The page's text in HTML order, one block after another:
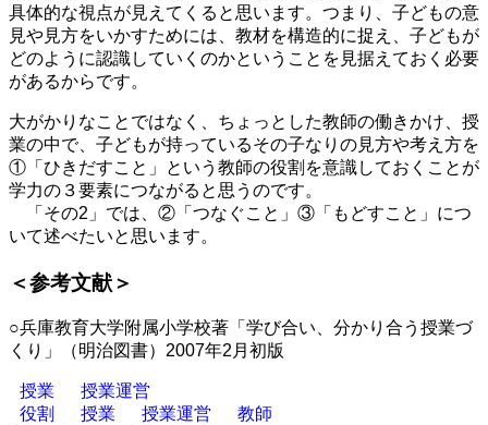
具体的な視点が見えてくると思います。つまり、子どもの意
見や見方をいかすためには、教材を構造的に捉え、子どもが
どのように認識していくのかということを見据えておく必要
があるからです。
大がかりなことではなく、ちょっとした教師の働きかけ、授
業の中で、子どもが持っているその子なりの見方や考え方を
①「ひきだすこと」という教師の役割を意識しておくことが
学力の３要素につながると思うのです。
「その2」では、②「つなぐこと」③「もどすこと」につ
いて述べたいと思います。
＜参考文献＞
○兵庫教育大学附属小学校著「学び合い、分かり合う授業づ
くり」（明治図書）2007年2月初版
授業
授業運営
役割
授業 授業運営
教師